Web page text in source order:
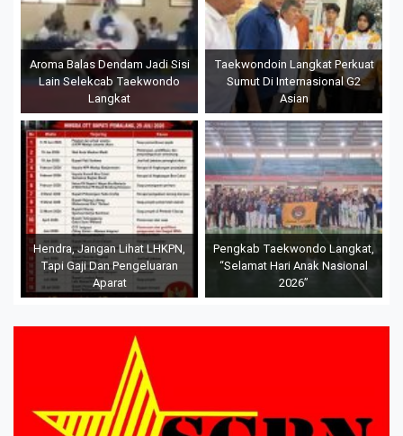
Aroma Balas Dendam Jadi Sisi
Lain Selekcab Taekwondo
Langkat
Taekwondoin Langkat Perkuat
Sumut Di Internasional G2
Asian
Hendra, Jangan Lihat LHKPN,
Tapi Gaji Dan Pengeluaran
Aparat
Pengkab Taekwondo Langkat,
“Selamat Hari Anak Nasional
2026”